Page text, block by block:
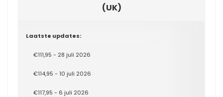
(UK)
Laatste updates:
€111,95 - 28 juli 2026
€114,95 - 10 juli 2026
€117,95 - 6 juli 2026